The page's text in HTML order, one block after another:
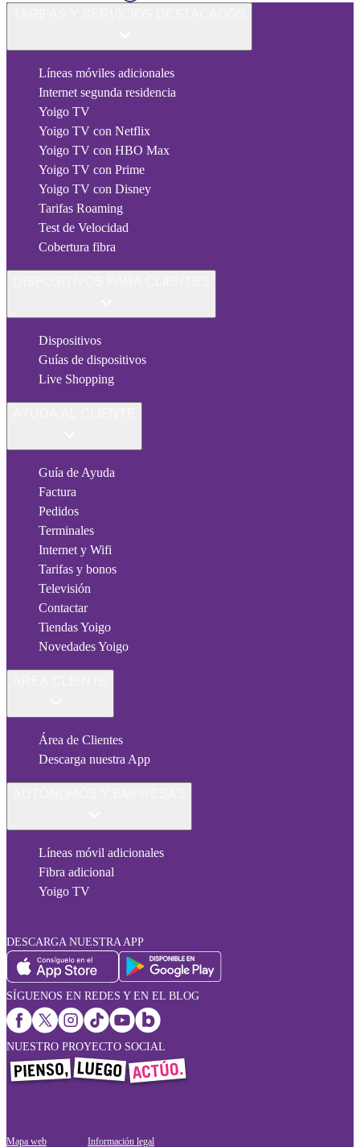
Líneas móviles adicionales
Internet segunda residencia
Yoigo TV
Yoigo TV con Netflix
Yoigo TV con HBO Max
Yoigo TV con Prime
Yoigo TV con Disney
Tarifas Roaming
Test de Velocidad
Cobertura fibra
Dispositivos
Guías de dispositivos
Live Shopping
Guía de Ayuda
Factura
Pedidos
Terminales
Internet y Wifi
Tarifas y bonos
Televisión
Contactar
Tiendas Yoigo
Novedades Yoigo
Área de Clientes
Descarga nuestra App
Líneas móvil adicionales
Fibra adicional
Yoigo TV
DESCARGA NUESTRA APP
SÍGUENOS EN REDES Y EN EL BLOG
NUESTRO PROYECTO SOCIAL
Mapa web Información legal